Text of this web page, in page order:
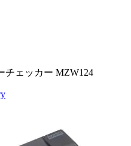
チェッカー MZW124